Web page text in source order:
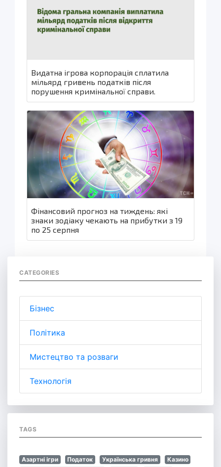
Видатна ігрова корпорація сплатила
мільярд гривень податків після
порушення кримінальної справи.
Фінансовий прогноз на тиждень: які
знаки зодіаку чекають на прибутки з 19
по 25 серпня
CATEGORIES
Бізнес
Політика
Мистецтво та розваги
Технологія
TAGS
Азартні ігри Податок Українська гривня
Казино